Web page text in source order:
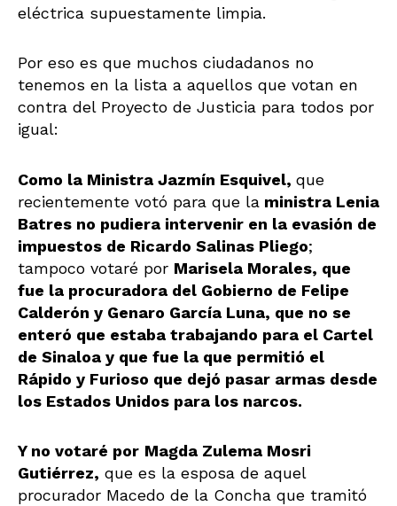
eléctrica supuestamente limpia.
Por eso es que muchos ciudadanos no
tenemos en la lista a aquellos que votan en
contra del Proyecto de Justicia para todos por
igual:
Como la Ministra Jazmín Esquivel, que
recientemente votó para que la ministra Lenia
Batres no pudiera intervenir en la evasión de
impuestos de Ricardo Salinas Pliego;
tampoco votaré por Marisela Morales, que
fue la procuradora del Gobierno de Felipe
Calderón y Genaro García Luna, que no se
enteró que estaba trabajando para el Cartel
de Sinaloa y que fue la que permitió el
Rápido y Furioso que dejó pasar armas desde
los Estados Unidos para los narcos.
Y no votaré por Magda Zulema Mosri
Gutiérrez, que es la esposa de aquel
procurador Macedo de la Concha que tramitó